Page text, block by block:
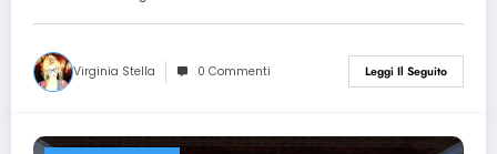
Virginia Stella 0 Commenti Leggi Il Seguito